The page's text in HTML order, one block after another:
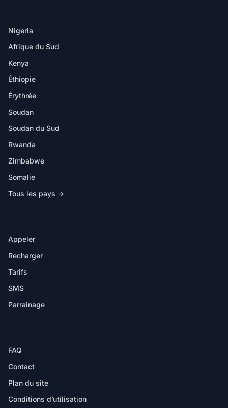
Nigeria
Afrique du Sud
Kenya
Éthiopie
Érythrée
Soudan
Soudan du Sud
Rwanda
Zimbabwe
Somalie
Tous les pays →
Appeler
Recharger
Tarifs
SMS
Parrainage
FAQ
Contact
Plan du site
Conditions d’utilisation